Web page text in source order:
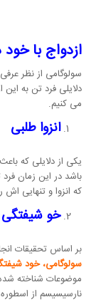
ازدواج با
سولوگامی از نظر
دلایلی فرد تن به
می کنیم.
انزوا طلبی
یکی از دلایلی که
باشد در این زمان فرد
که انزوا و تنهایی
خو شیفتگی
بر اساس تحقیقات
سولوگامی، خود
موضوعات شناخته
نارسیسیسم از